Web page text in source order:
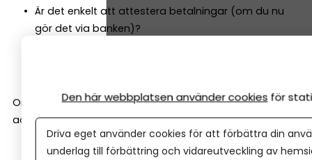
Är det enkelt att attestera betalningar (om du nu
gör det via banken)?
Om du sparar 2 timmar i månaden på smidigare
administration är det ofta mer värt än en lägre avgift.
Den här webbplatsen använder cookies för
Driva eget använder cookies för att förbättra din
underlag till förbättring och vidareutveckling av